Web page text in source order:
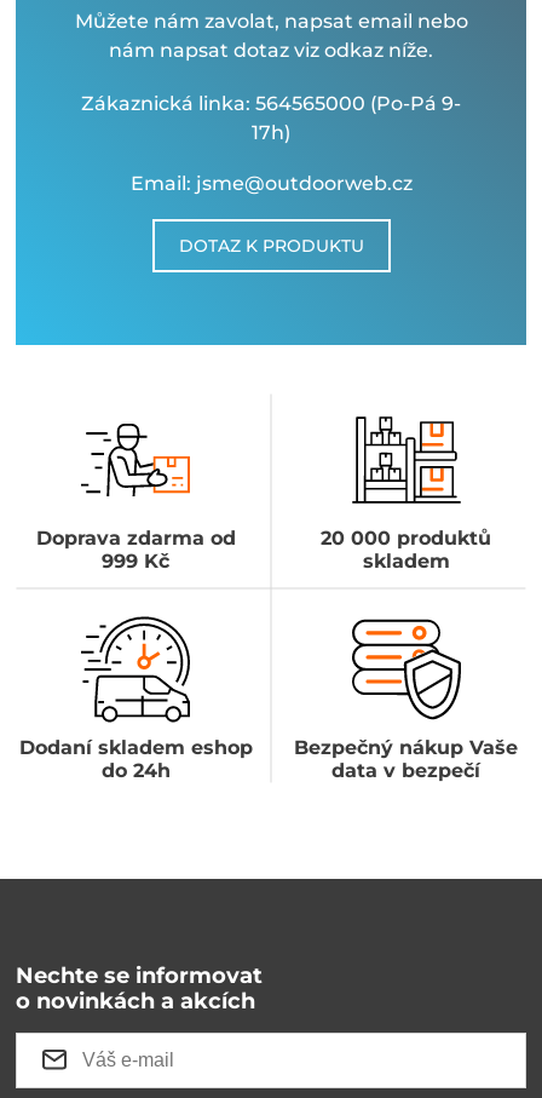
Můžete nám zavolat, napsat email nebo
nám napsat dotaz viz odkaz níže.
Zákaznická linka: 564565000 (Po-Pá 9-
17h)
Email: jsme@outdoorweb.cz
DOTAZ K PRODUKTU
Doprava zdarma od
999 Kč
20 000 produktů
skladem
Dodaní skladem eshop
do 24h
Bezpečný nákup Vaše
data v bezpečí
Nechte se informovat
o novinkách a akcích